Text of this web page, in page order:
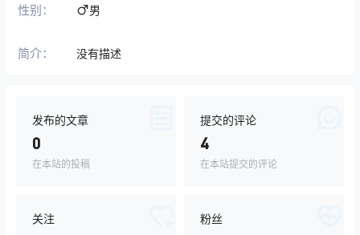
性别： 男
简介： 没有描述
发布的文章
0
在本站的投稿
提交的评论
4
在本站提交的评论
关注 粉丝